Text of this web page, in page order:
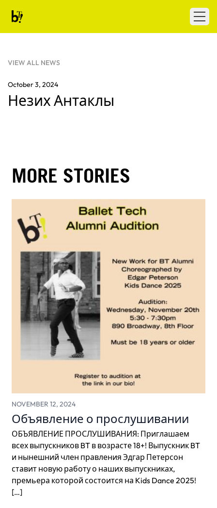
Ballet Tech
VIEW ALL NEWS
October 3, 2024
Незих Антаклы
MORE STORIES
NOVEMBER 12, 2024
Объявление о прослушивании
ОБЪЯВЛЕНИЕ ПРОСЛУШИВАНИЯ: Приглашаем
всех выпускников BT в возрасте 18+! Выпускник BT
и нынешний член правления Эдгар Петерсон
ставит новую работу о наших выпускниках,
премьера которой состоится на Kids Dance 2025!
[…]